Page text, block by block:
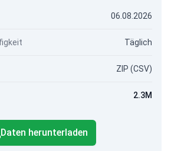
06.08.2026
Täglich
ZIP (CSV)
2.3M
Daten herunterladen